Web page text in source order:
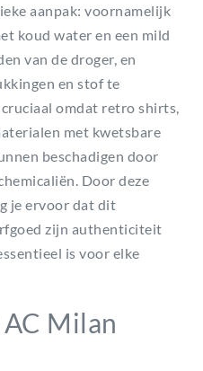
aanpak: voornamelijk
koud water en een mild
van de droger, en
en stof te
cruciaal omdat retro shirts,
met kwetsbare
beschadigen door
Door deze
je ervoor dat dit
zijn authenticiteit
is voor elke
Milan